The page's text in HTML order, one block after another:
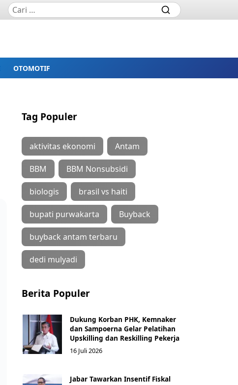
OTOMOTIF
Tag Populer
aktivitas ekonomi Antam
BBM BBM Nonsubsidi
biologis brasil vs haiti
bupati purwakarta Buyback
buyback antam terbaru
dedi mulyadi
Berita Populer
Dukung Korban PHK, Kemnaker
dan Sampoerna Gelar Pelatihan
Upskilling dan Reskilling Pekerja
16 Juli 2026
Jabar Tawarkan Insentif Fiskal